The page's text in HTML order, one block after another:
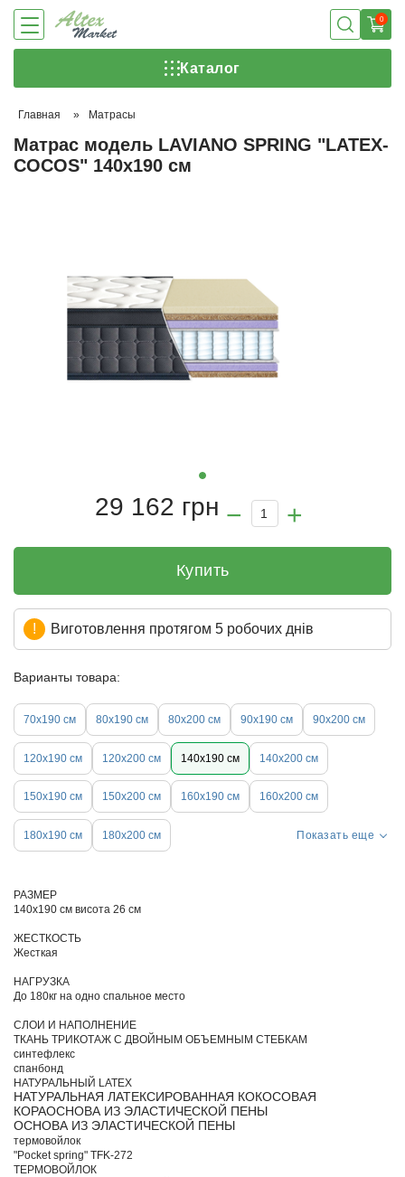
0
Каталог
Главная » Матрасы
Матрас модель LAVIANO SPRING "LATEX-
COCOS" 140х190 см
29 162 грн
Купить
Виготовлення протягом 5 робочих днів
Варианты товара:
70х190 см 80х190 см 80х200 см 90х190 см 90х200 см
120х190 см 120х200 см 140х190 см 140х200 см
150х190 см 150х200 см 160х190 см 160х200 см
180х190 см 180х200 см Показать еще
РАЗМЕР
140х190 см висота 26 см
ЖЕСТКОСТЬ
Жесткая
НАГРУЗКА
До 180кг на одно спальное место
СЛОИ И НАПОЛНЕНИЕ
ТКАНЬ ТРИКОТАЖ С ДВОЙНЫМ ОБЪЕМНЫМ СТЕБКАМ
синтефлекс
спанбонд
НАТУРАЛЬНЫЙ LATEX
НАТУРАЛЬНАЯ ЛАТЕКСИРОВАННАЯ КОКОСОВАЯ
КОРАОСНОВА ИЗ ЭЛАСТИЧЕСКОЙ ПЕНЫ
ОСНОВА ИЗ ЭЛАСТИЧЕСКОЙ ПЕНЫ
термовойлок
"Pocket spring" TFK-272
ТЕРМОВОЙЛОК